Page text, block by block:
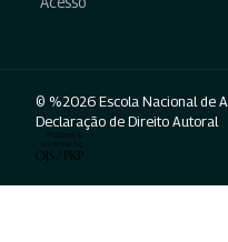
© %2026 Escola Nacional de
Declaração de Direito Autoral